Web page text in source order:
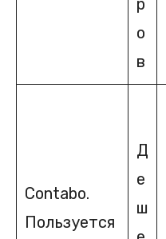
р
о
в
Contabo.
Пользуется
Д
е
ш